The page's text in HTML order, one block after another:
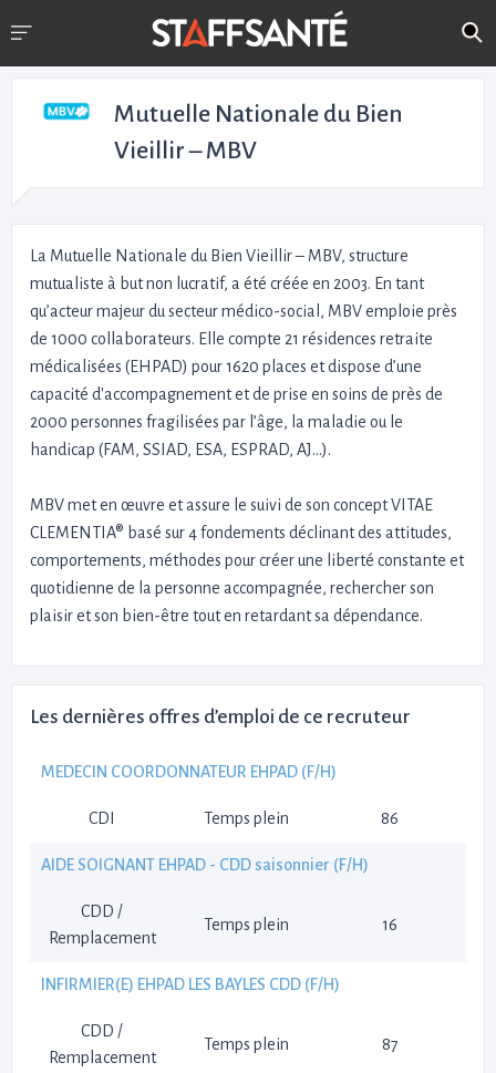
Mutuelle Nationale du Bien
Vieillir – MBV
La Mutuelle Nationale du Bien Vieillir – MBV, structure
mutualiste à but non lucratif, a été créée en 2003. En tant
qu’acteur majeur du secteur médico-social, MBV emploie près
de 1000 collaborateurs. Elle compte 21 résidences retraite
médicalisées (EHPAD) pour 1620 places et dispose d’une
capacité d'accompagnement et de prise en soins de près de
2000 personnes fragilisées par l’âge, la maladie ou le
handicap (FAM, SSIAD, ESA, ESPRAD, AJ…).
MBV met en œuvre et assure le suivi de son concept VITAE
CLEMENTIA® basé sur 4 fondements déclinant des attitudes,
comportements, méthodes pour créer une liberté constante et
quotidienne de la personne accompagnée, rechercher son
plaisir et son bien-être tout en retardant sa dépendance.
Les dernières offres d’emploi de ce recruteur
MEDECIN COORDONNATEUR EHPAD (F/H)
CDI Temps plein 86
AIDE SOIGNANT EHPAD - CDD saisonnier (F/H)
CDD /
Remplacement
Temps plein 16
INFIRMIER(E) EHPAD LES BAYLES CDD (F/H)
CDD /
Remplacement
Temps plein 87